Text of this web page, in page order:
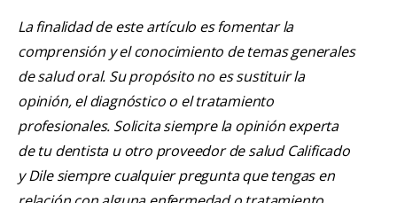
La finalidad de este artículo es fomentar la
comprensión y el conocimiento de temas generales
de salud oral. Su propósito no es sustituir la
opinión, el diagnóstico o el tratamiento
profesionales. Solicita siempre la opinión experta
de tu dentista u otro proveedor de salud Calificado
y Dile siempre cualquier pregunta que tengas en